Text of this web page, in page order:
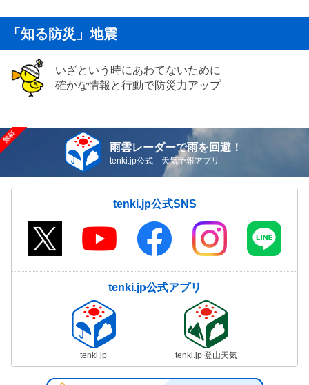
「知る防災」地震
いざという時にあわてないために
確かな情報と行動で防災力アップ
雨雲レーダーで雨を回避！
tenki.jp公式 天気予報アプリ
tenki.jp公式SNS
tenki.jp公式アプリ
tenki.jp tenki.jp 登山天気